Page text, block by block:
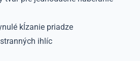
kĺzanie priadze
ihlíc